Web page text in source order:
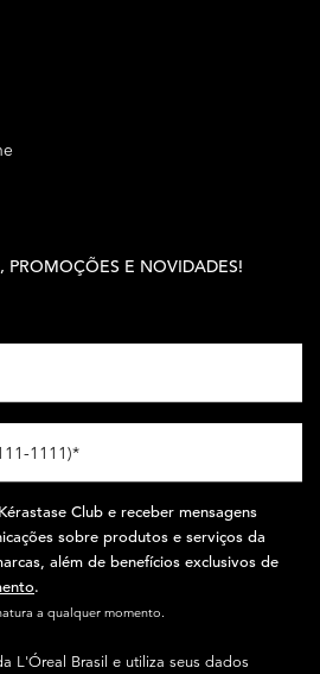
PROMOÇÕES E NOVIDADES!
1111)*
Club e receber mensagens
sobre produtos e serviços da
além de benefícios exclusivos de
.​
a qualquer momento.​
L'Óreal Brasil e utiliza seus dados